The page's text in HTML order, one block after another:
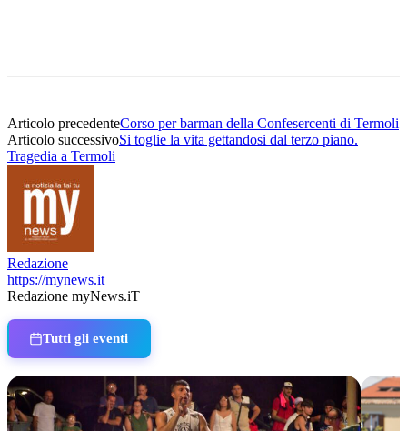
Articolo precedenteCorso per barman della Confesercenti di Termoli
Articolo successivoSi toglie la vita gettandosi dal terzo piano.
Tragedia a Termoli
Redazione
https://mynews.it
Redazione myNews.iT
Tutti gli eventi